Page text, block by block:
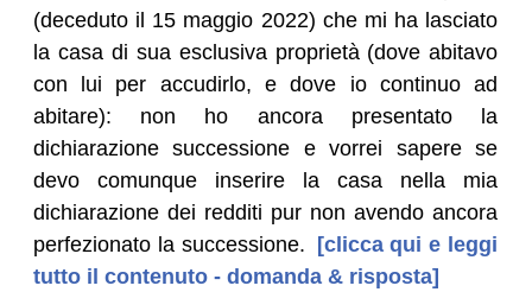
(deceduto il 15 maggio 2022) che mi ha lasciato
la casa di sua esclusiva proprietà (dove abitavo
con lui per accudirlo, e dove io continuo ad
abitare): non ho ancora presentato la
dichiarazione successione e vorrei sapere se
devo comunque inserire la casa nella mia
dichiarazione dei redditi pur non avendo ancora
perfezionato la successione. [clicca qui e leggi
tutto il contenuto - domanda & risposta]